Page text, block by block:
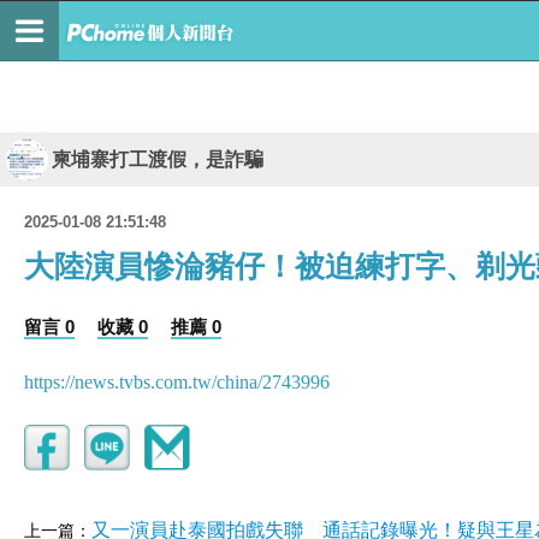
柬埔寨打工渡假，是詐騙
2025-01-08 21:51:48
大陸演員慘淪豬仔！被迫練打字、剃
留言 0 收藏 0 推薦 0
https://news.tvbs.com.tw/china/2743996
上一篇： 又一演員赴泰國拍戲失聯 通話記錄曝光！疑與王星